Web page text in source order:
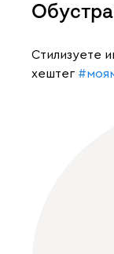
Cтилизуете
хештег